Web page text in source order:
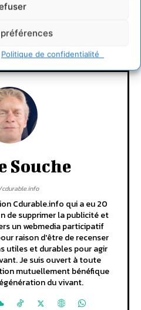
Politique de confidentialité
Souche
Cdurable.info qui a eu 20
de supprimer la publicité et
un webmedia participatif
raison d'être de recenser
utiles et durables pour agir
Je suis ouvert à toute
mutuellement bénéfique
du vivant.